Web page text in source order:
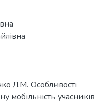
Л.М. Особливості
мобільність учасників